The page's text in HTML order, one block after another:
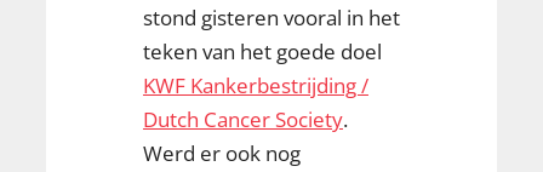
stond gisteren vooral in het
teken van het goede doel
KWF Kankerbestrijding /
Dutch Cancer Society.
Werd er ook nog